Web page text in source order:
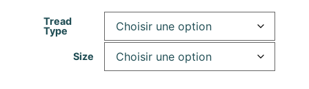
Tread
Type
Size